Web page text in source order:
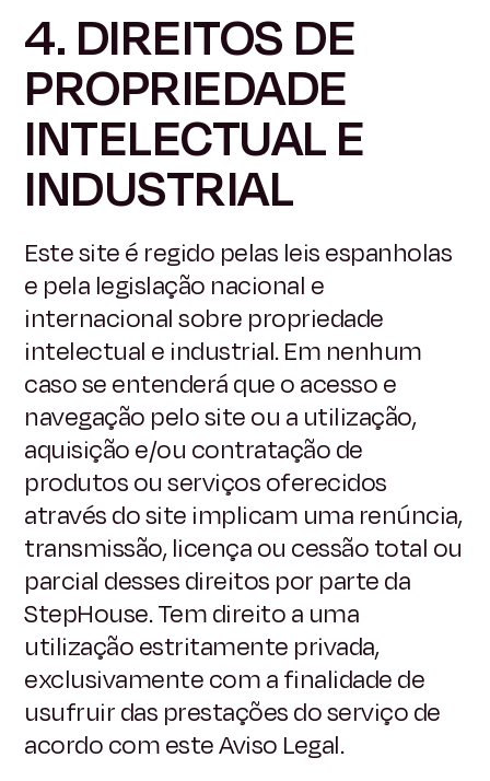
4. DIREITOS DE
PROPRIEDADE
INTELECTUAL E
INDUSTRIAL
Este site é regido pelas leis espanholas
e pela legislação nacional e
internacional sobre propriedade
intelectual e industrial. Em nenhum
caso se entenderá que o acesso e
navegação pelo site ou a utilização,
aquisição e/ou contratação de
produtos ou serviços oferecidos
através do site implicam uma renúncia,
transmissão, licença ou cessão total ou
parcial desses direitos por parte da
StepHouse. Tem direito a uma
utilização estritamente privada,
exclusivamente com a finalidade de
usufruir das prestações do serviço de
acordo com este Aviso Legal.